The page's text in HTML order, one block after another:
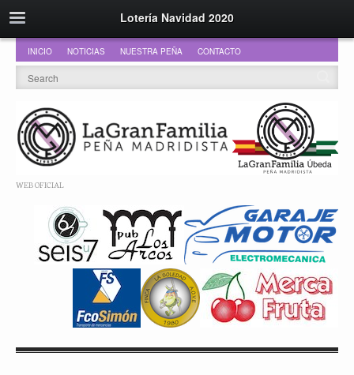
Lotería Navidad 2020
INICIO NOTICIAS NUESTRA PEÑA CONTACTO
WEB OFICIAL